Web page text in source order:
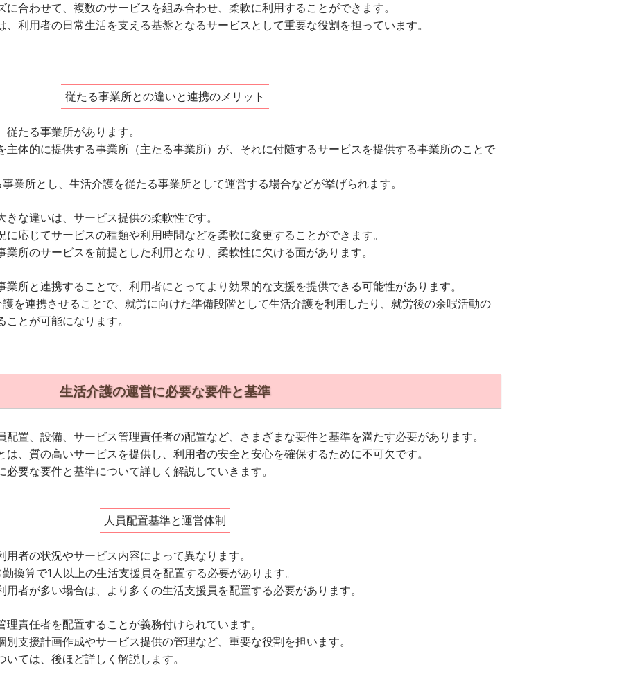
合わせて、複数のサービスを組み合わせ、柔軟に利用することができます。
利用者の日常生活を支える基盤となるサービスとして重要な役割を担っています。
従たる事業所との違いと連携のメリット
たる事業所があります。
主体的に提供する事業所（主たる事業所）が、それに付随するサービスを提供する事業所のことで
業所とし、生活介護を従たる事業所として運営する場合などが挙げられます。
な違いは、サービス提供の柔軟性です。
応じてサービスの種類や利用時間などを柔軟に変更することができます。
所のサービスを前提とした利用となり、柔軟性に欠ける面があります。
所と連携することで、利用者にとってより効果的な支援を提供できる可能性があります。
を連携させることで、就労に向けた準備段階として生活介護を利用したり、就労後の余暇活動の
とが可能になります。
生活介護の運営に必要な要件と基準
置、設備、サービス管理責任者の配置など、さまざまな要件と基準を満たす必要があります。
、質の高いサービスを提供し、利用者の安全と安心を確保するために不可欠です。
要な要件と基準について詳しく解説していきます。
人員配置基準と運営体制
者の状況やサービス内容によって異なります。
換算で1人以上の生活支援員を配置する必要があります。
者が多い場合は、より多くの生活支援員を配置する必要があります。
責任者を配置することが義務付けられています。
支援計画作成やサービス提供の管理など、重要な役割を担います。
ては、後ほど詳しく解説します。